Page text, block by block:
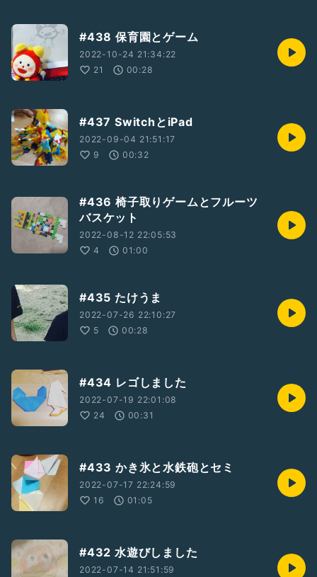
#438 保育園とゲーム
2022-10-24 21:34:22
21
00:28
#437 SwitchとiPad
2022-09-04 21:51:17
9
00:32
#436 椅子取りゲームとフルーツ
バスケット
2022-08-12 22:05:53
4
01:00
#435 たけうま
2022-07-26 22:10:27
5
00:28
#434 レゴしました
2022-07-19 22:01:08
24
00:31
#433 かき氷と水鉄砲とセミ
2022-07-17 22:24:59
16
01:05
#432 水遊びしました
2022-07-14 21:51:59